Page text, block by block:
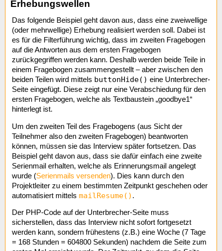
Erhebungswellen
Das folgende Beispiel geht davon aus, dass eine zweiwellige
(oder mehrwellige) Erhebung realisiert werden soll. Dabei ist
es für die Filterführung wichtig, dass im zweiten Fragebogen
auf die Antworten aus dem ersten Fragebogen
zurückgegriffen werden kann. Deshalb werden beide Teile in
einem Fragebogen zusammengestellt – aber zwischen den
beiden Teilen wird mittels buttonHide() eine Unterbrecher-
Seite eingefügt. Diese zeigt nur eine Verabschiedung für den
ersten Fragebogen, welche als Textbaustein „goodbye1“
hinterlegt ist.
Um den zweiten Teil des Fragebogens (aus Sicht der
Teilnehmer also den zweiten Fragebogen) beantworten
können, müssen sie das Interview später fortsetzen. Das
Beispiel geht davon aus, dass sie dafür einfach eine zweite
Serienmail erhalten, welche als Erinnerungsmail angelegt
wurde (Serienmails versenden). Dies kann durch den
Projektleiter zu einem bestimmten Zeitpunkt geschehen oder
automatisiert mittels mailResume() .
Der PHP-Code auf der Unterbrecher-Seite muss
sicherstellen, dass das Interview nicht sofort fortgesetzt
werden kann, sondern frühestens (z.B.) eine Woche (7 Tage
= 168 Stunden = 604800 Sekunden) nachdem die Seite zum